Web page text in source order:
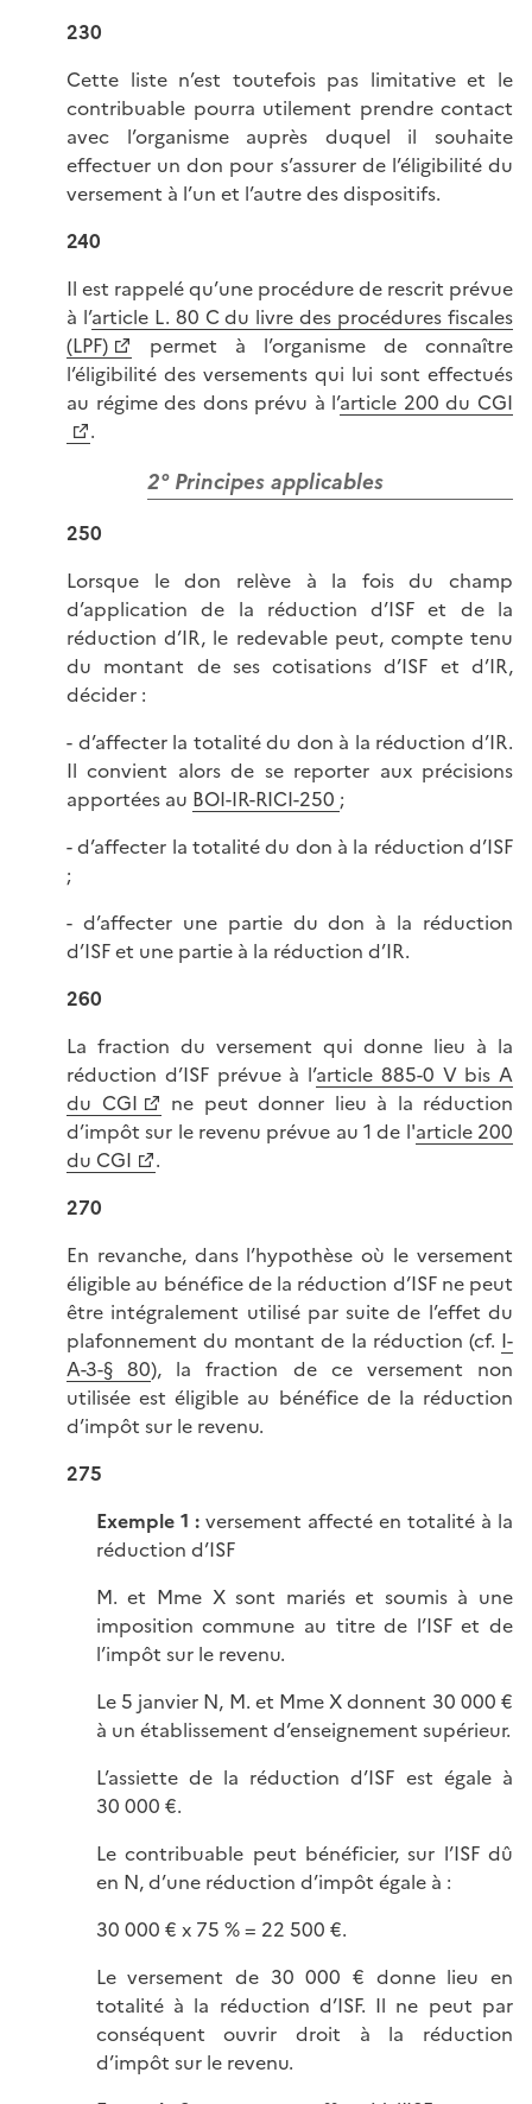
230
Cette liste n’est toutefois pas limitative et le
contribuable pourra utilement prendre contact
avec l’organisme auprès duquel il souhaite
effectuer un don pour s’assurer de l’éligibilité du
versement à l’un et l’autre des dispositifs.
240
Il est rappelé qu’une procédure de rescrit prévue
à l’article L. 80 C du livre des procédures fiscales
(LPF)
permet à l’organisme de connaître
l’éligibilité des versements qui lui sont effectués
au régime des dons prévu à l’article 200 du CGI
.
2° Principes applicables
250
Lorsque le don relève à la fois du champ
d’application de la réduction d’ISF et de la
réduction d’IR, le redevable peut, compte tenu
du montant de ses cotisations d’ISF et d’IR,
décider :
- d’affecter la totalité du don à la réduction d’IR.
Il convient alors de se reporter aux précisions
apportées au BOI-IR-RICI-250 ;
- d’affecter la totalité du don à la réduction d’ISF
;
- d’affecter une partie du don à la réduction
d’ISF et une partie à la réduction d’IR.
260
La fraction du versement qui donne lieu à la
réduction d’ISF prévue à l’article 885-0 V bis A
du CGI
ne peut donner lieu à la réduction
d’impôt sur le revenu prévue au 1 de l'article 200
du CGI
.
270
En revanche, dans l’hypothèse où le versement
éligible au bénéfice de la réduction d’ISF ne peut
être intégralement utilisé par suite de l’effet du
plafonnement du montant de la réduction (cf. I-
A-3-§ 80), la fraction de ce versement non
utilisée est éligible au bénéfice de la réduction
d’impôt sur le revenu.
275
Exemple 1 :versement affecté en totalité à la
réduction d’ISF
M. et Mme X sont mariés et soumis à une
imposition commune au titre de l’ISF et de
l’impôt sur le revenu.
Le 5 janvier N, M. et Mme X donnent 30 000 €
à un établissement d’enseignement supérieur.
L’assiette de la réduction d’ISF est égale à
30 000 €.
Le contribuable peut bénéficier, sur l’ISF dû
en N, d’une réduction d’impôt égale à :
30 000 € x 75 % = 22 500 €.
Le versement de 30 000 € donne lieu en
totalité à la réduction d’ISF. Il ne peut par
conséquent ouvrir droit à la réduction
d’impôt sur le revenu.